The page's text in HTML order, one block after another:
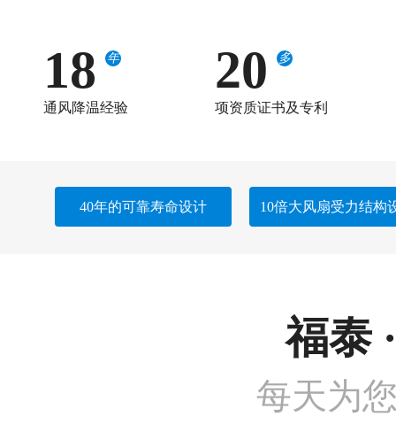
18 年
通风降温经验
20 多
项资质证书及专利
40年的可靠寿命设计 10倍大风扇受力结构
福泰
每天为